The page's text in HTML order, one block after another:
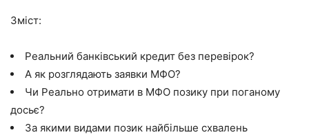
Зміст:
Реальний банківський кредит без перевірок?
А як розглядають заявки МФО?
Чи Реально отримати в МФО позику при поганому
досьє?
За якими видами позик найбільше схвалень